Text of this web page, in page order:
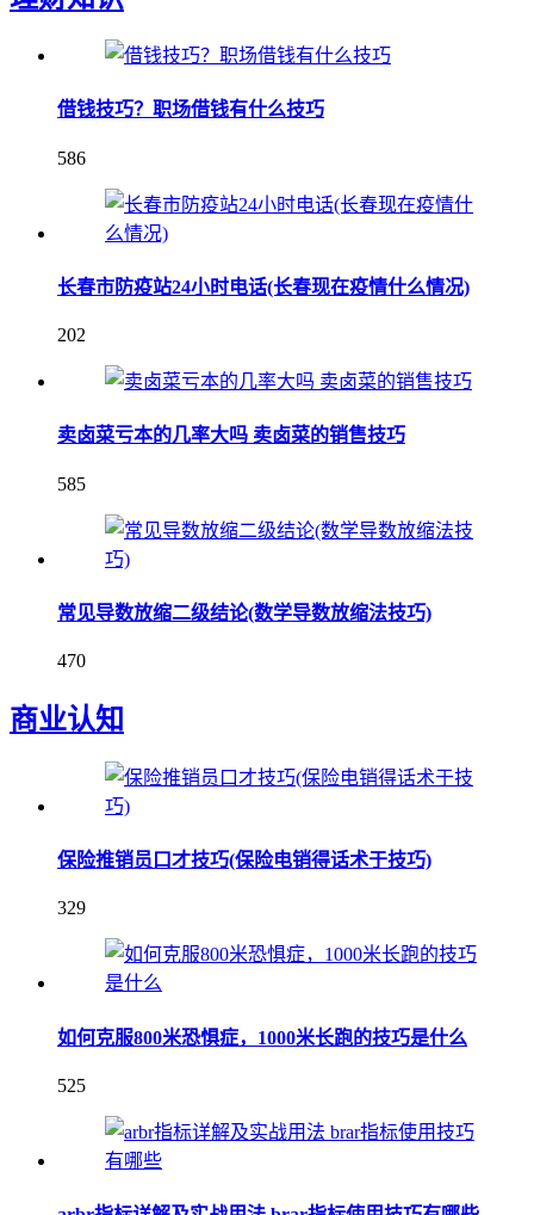
借钱技巧？职场借钱有什么技巧
586
长春市防疫站24小时电话(长春现在疫情什么情况)
202
卖卤菜亏本的几率大吗 卖卤菜的销售技巧
585
常见导数放缩二级结论(数学导数放缩法技巧)
470
商业认知
保险推销员口才技巧(保险电销得话术于技巧)
329
如何克服800米恐惧症，1000米长跑的技巧是什么
525